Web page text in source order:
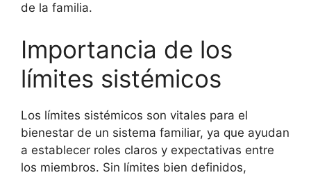
de la familia.
Importancia de los
límites sistémicos
Los límites sistémicos son vitales para el
bienestar de un sistema familiar, ya que ayudan
a establecer roles claros y expectativas entre
los miembros. Sin límites bien definidos,